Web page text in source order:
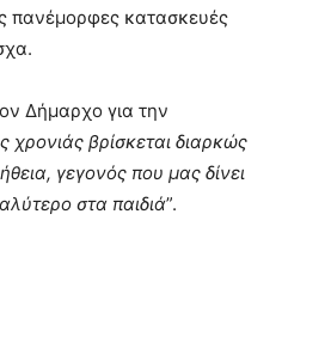
πανέμορφες κατασκευές
Δήμαρχο για την
βρίσκεται διαρκώς
γεγονός που μας δίνει
στα παιδιά”.